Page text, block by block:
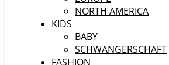
NORTH AMERICA
KIDS
BABY
SCHWANGERSCHAFT
FASHION